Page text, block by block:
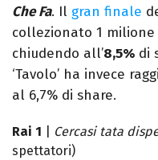
Che Fa. Il gran finale
collezionato 1
chiudendo all’8,5% di
‘Tavolo’ ha invece
al 6,7% di share.
Rai 1 Cercasi tata
spettatori)